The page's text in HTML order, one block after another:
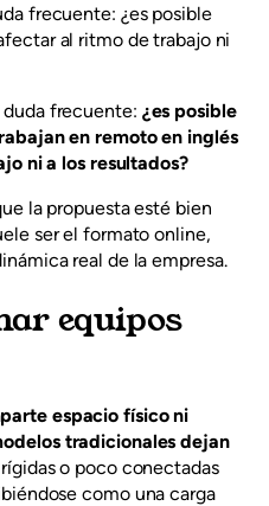
frecuente: ¿es posible
al ritmo de trabajo ni
frecuente: ¿es posible
en remoto en inglés
ni a los resultados?
la propuesta esté bien
ser el formato online,
real de la empresa.
equipos
espacio físico ni
tradicionales dejan
o poco conectadas
como una carga